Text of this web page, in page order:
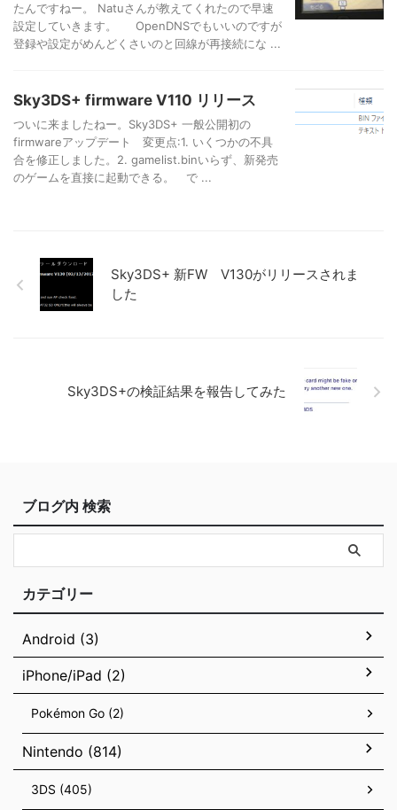
たんですねー。 Natuさんが教えてくれたので早速
設定していきます。 OpenDNSでもいいのですが
登録や設定がめんどくさいのと回線が再接続にな ...
Sky3DS+ firmware V110 リリース
ついに来ましたねー。Sky3DS+ 一般公開初の
firmwareアップデート 変更点:1. いくつかの不具
合を修正しました。2. gamelist.binいらず、新発売
のゲームを直接に起動できる。 で ...
Sky3DS+ 新FW V130がリリースされま
した
Sky3DS+の検証結果を報告してみた
ブログ内 検索
カテゴリー
Android (3)
iPhone/iPad (2)
Pokémon Go (2)
Nintendo (814)
3DS (405)